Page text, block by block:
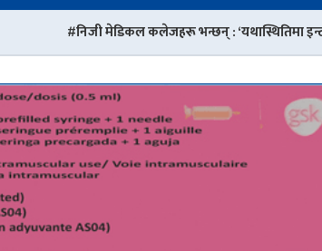
कलेजहरू भन्छन् : ‘यथास्थितिमा इन्टर्न भत्ता बढाउन सकिदैन’